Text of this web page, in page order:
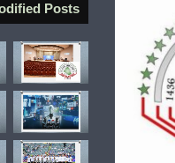
Posts